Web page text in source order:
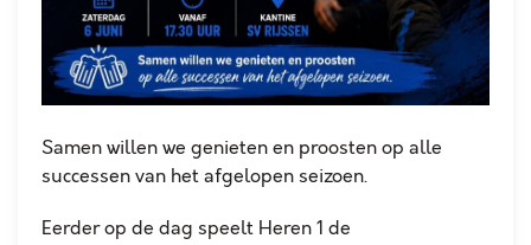
Samen willen we genieten en proosten op alle
successen van het afgelopen seizoen.
Eerder op de dag speelt Heren 1 de